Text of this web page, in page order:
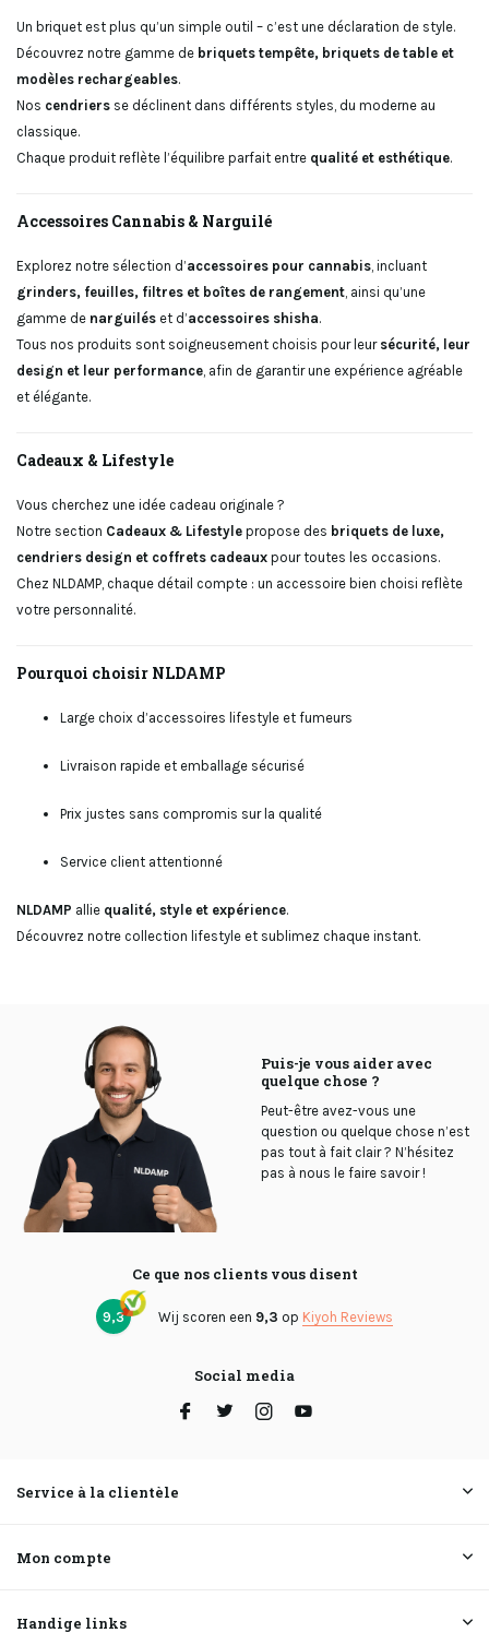
Un briquet est plus qu’un simple outil – c’est une déclaration de style.
Découvrez notre gamme de briquets tempête, briquets de table et
modèles rechargeables.
Nos cendriers se déclinent dans différents styles, du moderne au
classique.
Chaque produit reflète l’équilibre parfait entre qualité et esthétique.
Accessoires Cannabis & Narguilé
Explorez notre sélection d’accessoires pour cannabis , incluant
grinders, feuilles, filtres et boîtes de rangement , ainsi qu’une
gamme de narguilés et d’accessoires shisha.
Tous nos produits sont soigneusement choisis pour leur sécurité, leur
design et leur performance , afin de garantir une expérience agréable
et élégante.
Cadeaux & Lifestyle
Vous cherchez une idée cadeau originale ?
Notre section Cadeaux & Lifestyle propose des briquets de luxe,
cendriers design et coffrets cadeaux pour toutes les occasions.
Chez NLDAMP, chaque détail compte : un accessoire bien choisi reflète
votre personnalité.
Pourquoi choisir NLDAMP
Large choix d’accessoires lifestyle et fumeurs
Livraison rapide et emballage sécurisé
Prix justes sans compromis sur la qualité
Service client attentionné
NLDAMP allie qualité, style et expérience.
Découvrez notre collection lifestyle et sublimez chaque instant.
Puis-je vous aider avec
quelque chose ?
Peut-être avez-vous une
question ou quelque chose n’est
pas tout à fait clair ? N’hésitez
pas à nous le faire savoir !
Ce que nos clients vous disent
9,3 Wij scoren een 9,3 op Kiyoh Reviews
Social media
Service à la clientèle
Mon compte
Handige links